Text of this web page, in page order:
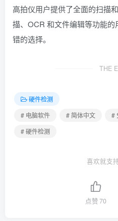
高拍仪用户提供了全面的扫描
描、OCR 和文件编辑等功能
错的选择。
THE
硬件检测
# 电脑软件
# 简体中文 #
# 硬件检测
喜欢就支
点赞70